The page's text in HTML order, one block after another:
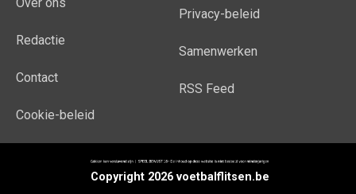
Redactie
Contact
Cookie-beleid
Privacy-beleid
Samenwerken
RSS Feed
Copyright 2026 voetbalflitsen.be